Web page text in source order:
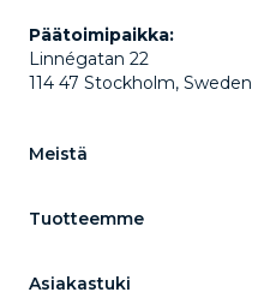
Päätoimipaikka:
Linnégatan 22
114 47 Stockholm, Sweden
Meistä
Tuotteemme
Asiakastuki